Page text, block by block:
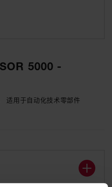
5000 -
适用于自动化技术零部件